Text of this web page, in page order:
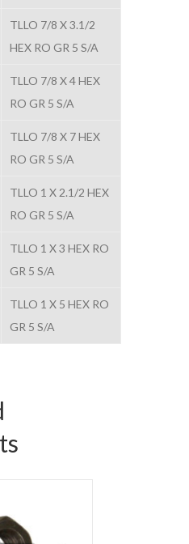
TLLO 7/8 X 3.1/2
HEX RO GR 5 S/A
TLLO 7/8 X 4 HEX
RO GR 5 S/A
TLLO 7/8 X 7 HEX
RO GR 5 S/A
TLLO 1 X 2.1/2 HEX
RO GR 5 S/A
TLLO 1 X 3 HEX RO
GR 5 S/A
TLLO 1 X 5 HEX RO
GR 5 S/A